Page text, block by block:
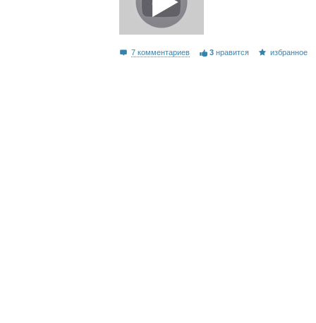
7 комментариев 3 нравится избранное